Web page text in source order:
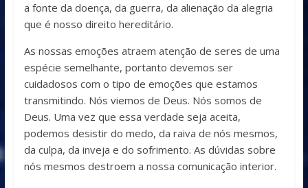
a fonte da doença, da guerra, da alienação da alegria
que é nosso direito hereditário.
As nossas emoções atraem atenção de seres de uma
espécie semelhante, portanto devemos ser
cuidadosos com o tipo de emoções que estamos
transmitindo. Nós viemos de Deus. Nós somos de
Deus. Uma vez que essa verdade seja aceita,
podemos desistir do medo, da raiva de nós mesmos,
da culpa, da inveja e do sofrimento. As dúvidas sobre
nós mesmos destroem a nossa comunicação interior.